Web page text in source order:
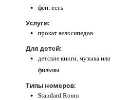
фен: есть
Услуги:
прокат велосипедов
Для детей:
детские книги, музыка или
фильмы
Типы номеров:
Standard Room